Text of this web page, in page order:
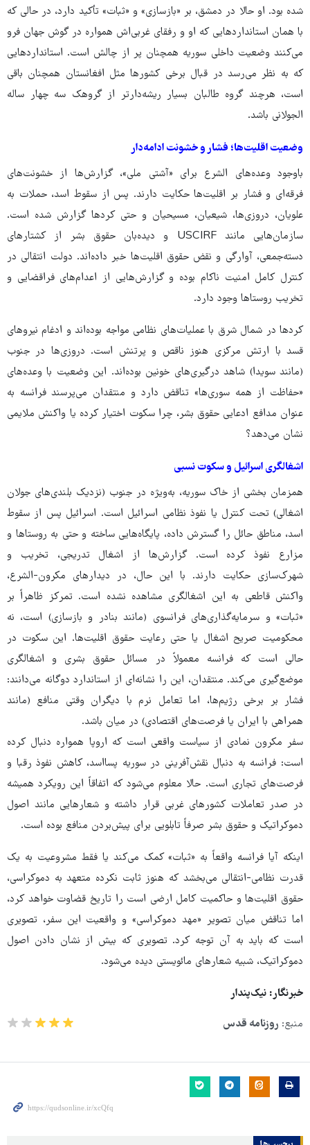
شده بود. او حالا در دمشق، بر «بازسازی» و «ثبات» تأکید دارد، در حالی که
با همان استانداردهایی که او و رفقای غربی‌اش همواره در گوش جهان فرو
می‌کنند وضعیت داخلی سوریه همچنان پر از چالش است. استانداردهایی
که به نظر می‌رسد در قبال برخی کشورها مثل افغانستان همچنان باقی
است، هرچند گروه طالبان بسیار ریشه‌دارتر از گروهک سه چهار ساله
الجولانی باشد.
وضعیت اقلیت‌ها؛ فشار و خشونت ادامه‌دار
باوجود وعده‌های الشرع برای «آشتی ملی»، گزارش‌ها از خشونت‌های
فرقه‌ای و فشار بر اقلیت‌ها حکایت دارند. پس از سقوط اسد، حملات به
علویان، دروزی‌ها، شیعیان، مسیحیان و حتی کردها گزارش شده است.
سازمان‌هایی مانند USCIRF و دیده‌بان حقوق بشر از کشتارهای
دسته‌جمعی، آوارگی و نقض حقوق اقلیت‌ها خبر داده‌اند. دولت انتقالی در
کنترل کامل امنیت ناکام بوده و گزارش‌هایی از اعدام‌های فراقضایی و
تخریب روستاها وجود دارد.
کردها در شمال شرق با عملیات‌های نظامی مواجه بوده‌اند و ادغام نیروهای
قسد با ارتش مرکزی هنوز ناقص و پرتنش است. دروزی‌ها در جنوب
(مانند سویدا) شاهد درگیری‌های خونین بوده‌اند. این وضعیت با وعده‌های
«حفاظت از همه سوری‌ها» تناقض دارد و منتقدان می‌پرسند فرانسه به
عنوان مدافع ادعایی حقوق بشر، چرا سکوت اختیار کرده یا واکنش ملایمی
نشان می‌دهد؟
اشغالگری اسرائیل و سکوت نسبی
همزمان بخشی از خاک سوریه، به‌ویژه در جنوب (نزدیک بلندی‌های جولان
اشغالی) تحت کنترل یا نفوذ نظامی اسرائیل است. اسرائیل پس از سقوط
اسد، مناطق حائل را گسترش داده، پایگاه‌هایی ساخته و حتی به روستاها و
مزارع نفوذ کرده است. گزارش‌ها از اشغال تدریجی، تخریب و
شهرک‌سازی حکایت دارند. با این حال، در دیدارهای مکرون-الشرع،
واکنش قاطعی به این اشغالگری مشاهده نشده است. تمرکز ظاهراً بر
«ثبات» و سرمایه‌گذاری‌های فرانسوی (مانند بنادر و بازسازی) است، نه
محکومیت صریح اشغال یا حتی رعایت حقوق اقلیت‌ها. این سکوت در
حالی است که فرانسه معمولاً در مسائل حقوق بشری و اشغالگری
موضع‌گیری می‌کند. منتقدان، این را نشانه‌ای از استاندارد دوگانه می‌دانند:
فشار بر برخی رژیم‌ها، اما تعامل نرم با دیگران وقتی منافع (مانند
همراهی با ایران یا فرصت‌های اقتصادی) در میان باشد.
سفر مکرون نمادی از سیاست واقعی است که اروپا همواره دنبال کرده
است: فرانسه به دنبال نقش‌آفرینی در سوریه پسااسد، کاهش نفوذ رقبا و
فرصت‌های تجاری است. حالا معلوم می‌شود که اتفاقاً این رویکرد همیشه
در صدر تعاملات کشورهای غربی قرار داشته و شعارهایی مانند اصول
دموکراتیک و حقوق بشر صرفاً تابلویی برای پیش‌بردن منافع بوده است.
اینکه آیا فرانسه واقعاً به «ثبات» کمک می‌کند یا فقط مشروعیت به یک
قدرت نظامی-انتقالی می‌بخشد که هنوز ثابت نکرده متعهد به دموکراسی،
حقوق اقلیت‌ها و حاکمیت کامل ارضی است را تاریخ قضاوت خواهد کرد،
اما تناقض میان تصویر «مهد دموکراسی» و واقعیت این سفر، تصویری
است که باید به آن توجه کرد. تصویری که بیش از نشان دادن اصول
دموکراتیک، شبیه شعارهای مائویستی دیده می‌شود.
خبرنگار: نیک‌پندار
منبع: روزنامه قدس